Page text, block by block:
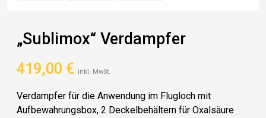
„Sublimox“ Verdampfer
419,00 € inkl. MwSt.
Verdampfer für die Anwendung im Flugloch mit
Aufbewahrungsbox, 2 Deckelbehältern für Oxalsäure